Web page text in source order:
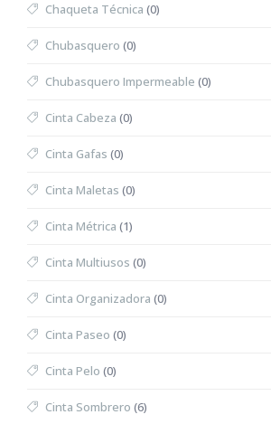
Chaqueta Técnica (0)
Chubasquero (0)
Chubasquero Impermeable (0)
Cinta Cabeza (0)
Cinta Gafas (0)
Cinta Maletas (0)
Cinta Métrica (1)
Cinta Multiusos (0)
Cinta Organizadora (0)
Cinta Paseo (0)
Cinta Pelo (0)
Cinta Sombrero (6)